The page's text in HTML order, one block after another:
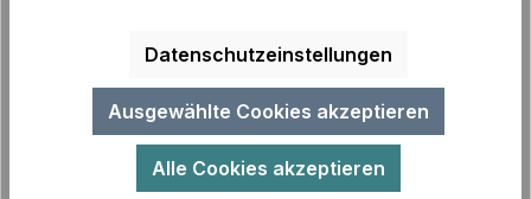
Zusammenfassung
Gesamtpreis
12,50 €
Preise inkl. MwSt. zzgl. Versandkosten
Aufgrund von Neuberechnungen im Warenkorb sind
Datenschutzeinstellungen
Ausgewählte Cookies akzeptieren
Alle Cookies akzeptieren